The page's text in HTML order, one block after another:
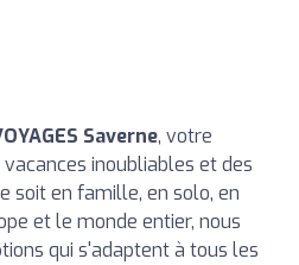
Saverne, votre
inoubliables et des
soit en famille, en solo, en
et le monde entier, nous
qui s'adaptent à tous les